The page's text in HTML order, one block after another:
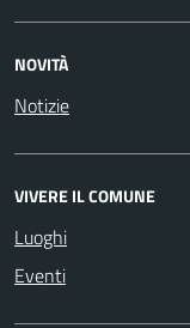
NOVITÀ
Notizie
VIVERE IL COMUNE
Luoghi
Eventi